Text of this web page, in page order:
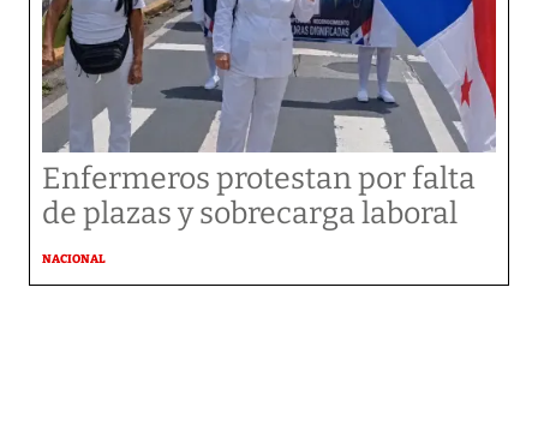
Enfermeros protestan por falta
de plazas y sobrecarga laboral
NACIONAL